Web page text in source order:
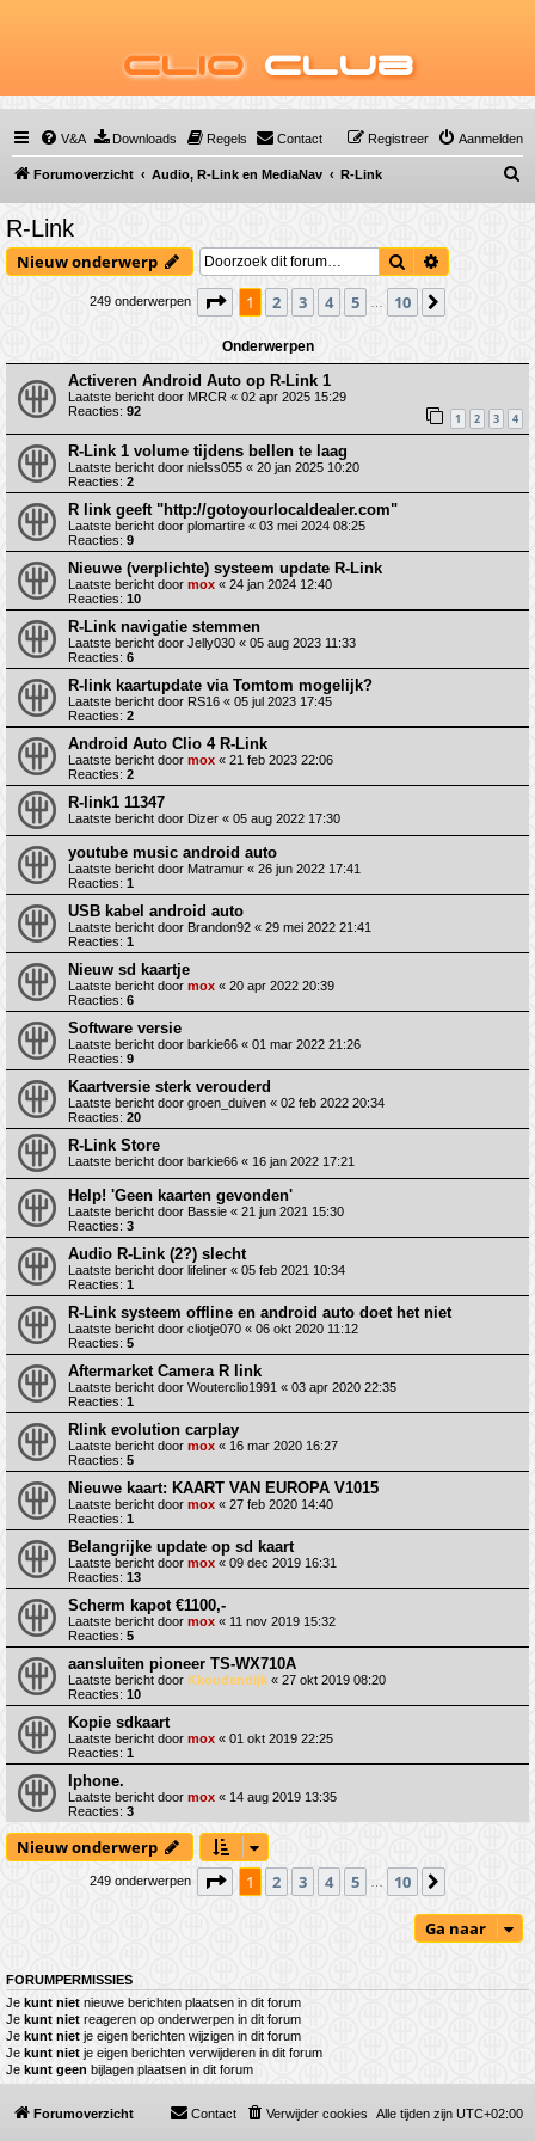
Clio Club
V&A Downloads Regels Contact Aanmelden
Registreer
Forumoverzicht Audio, R-Link en MediaNav R-Link
o
R-Link
Nieuw onderwerp Zoek
249 onderwerpen Pagina van10
1 2 3 4 5 10
Onderwerpen
Activeren Android Auto op R-Link 1
Laatste bericht door MRCR « 02 apr 2025 15:29
Reacties: 92 1 2 3 4
R-Link 1 volume tijdens bellen te laag
Laatste bericht door nielss055 « 20 jan 2025 10:20
Reacties: 2
R link geeft "http://gotoyourlocaldealer.com"
Laatste bericht door plomartire « 03 mei 2024 08:25
Reacties: 9
Nieuwe (verplichte) systeem update R-Link
Laatste bericht door mox « 24 jan 2024 12:40
Reacties: 10
R-Link navigatie stemmen
Laatste bericht door Jelly030 « 05 aug 2023 11:33
Reacties: 6
R-link kaartupdate via Tomtom mogelijk?
Laatste bericht door RS16 « 05 jul 2023 17:45
Reacties: 2
Android Auto Clio 4 R-Link
Laatste bericht door mox « 21 feb 2023 22:06
Reacties: 2
R-link1 11347
Laatste bericht door Dizer « 05 aug 2022 17:30
youtube music android auto
Laatste bericht door Matramur « 26 jun 2022 17:41
Reacties: 1
USB kabel android auto
Laatste bericht door Brandon92 « 29 mei 2022 21:41
Reacties: 1
Nieuw sd kaartje
Laatste bericht door mox « 20 apr 2022 20:39
Reacties: 6
Software versie
Laatste bericht door barkie66 « 01 mar 2022 21:26
Reacties: 9
Kaartversie sterk verouderd
Laatste bericht door groen_duiven « 02 feb 2022 20:34
Reacties: 20
R-Link Store
Laatste bericht door barkie66 « 16 jan 2022 17:21
Help! 'Geen kaarten gevonden'
Laatste bericht door Bassie « 21 jun 2021 15:30
Reacties: 3
Audio R-Link (2?) slecht
Laatste bericht door lifeliner « 05 feb 2021 10:34
Reacties: 1
R-Link systeem offline en android auto doet het niet
Laatste bericht door cliotje070 « 06 okt 2020 11:12
Reacties: 5
Aftermarket Camera R link
Laatste bericht door Wouterclio1991 « 03 apr 2020 22:35
Reacties: 1
Rlink evolution carplay
Laatste bericht door mox « 16 mar 2020 16:27
Reacties: 5
Nieuwe kaart: KAART VAN EUROPA V1015
Laatste bericht door mox « 27 feb 2020 14:40
Reacties: 1
Belangrijke update op sd kaart
Laatste bericht door mox « 09 dec 2019 16:31
Reacties: 13
Scherm kapot €1100,-
Laatste bericht door mox « 11 nov 2019 15:32
Reacties: 5
aansluiten pioneer TS-WX710A
Laatste bericht door Kkoudendijk « 27 okt 2019 08:20
Reacties: 10
Kopie sdkaart
Laatste bericht door mox « 01 okt 2019 22:25
Reacties: 1
Iphone.
Laatste bericht door mox « 14 aug 2019 13:35
Reacties: 3
Nieuw onderwerp
249 onderwerpen Pagina van10
1 2 3 4 5 10
Ga naar
FORUMPERMISSIES
Je kunt niet nieuwe berichten plaatsen in dit forum
Je kunt niet reageren op onderwerpen in dit forum
Je kunt niet je eigen berichten wijzigen in dit forum
Je kunt niet je eigen berichten verwijderen in dit forum
Je kunt geen bijlagen plaatsen in dit forum
Forumoverzicht Alle tijden zijn UTC+02:00
Verwijder cookies
Contact